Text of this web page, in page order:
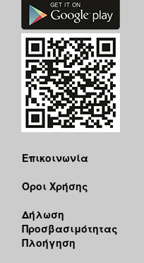
Επικοινωνία
Όροι Χρήσης
Δήλωση
Προσβασιμότητας
Πλοήγηση